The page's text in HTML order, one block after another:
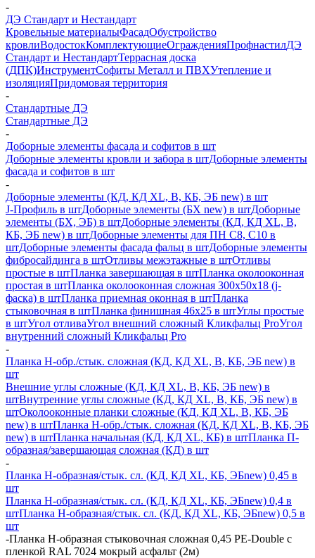
-
ДЭ Стандарт и Нестандарт
Кровельные материалыФасадОбустройство
кровлиВодостокКомплектующиеОгражденияПрофнастилДЭ
Стандарт и НестандартТеррасная доска
(ДПК)ИнструментСофиты Металл и ПВХУтепление и
изоляцияПридомовая территория
-
Стандартные ДЭ
Стандартные ДЭ
-
Доборные элементы фасада и софитов в шт
Доборные элементы кровли и забора в штДоборные элементы
фасада и софитов в шт
-
Доборные элементы (КД, КД XL, В, КБ, ЭБ new) в шт
J-Профиль в штДоборные элементы (БХ new) в штДоборные
элементы (БХ, ЭБ) в штДоборные элементы (КД, КД XL, В,
КБ, ЭБ new) в штДоборные элементы для ПН С8, С10 в
штДоборные элементы фасада фальц в штДоборные элементы
фибросайдинга в штОтливы межэтажные в штОтливы
простые в штПланка завершающая в штПланка околооконная
простая в штПланка околооконная сложная 300х50х18 (j-
фаска) в штПланка приемная оконная в штПланка
стыковочная в штПланка финишная 46х25 в штУглы простые
в штУгол отливаУгол внешний сложный Кликфальц ProУгол
внутренний сложный Кликфальц Pro
-
Планка H-обр./стык. сложная (КД, КД XL, В, КБ, ЭБ new) в
шт
Внешние углы сложные (КД, КД XL, В, КБ, ЭБ new) в
штВнутренние углы сложные (КД, КД XL, В, КБ, ЭБ new) в
штОколооконные планки сложные (КД, КД XL, В, КБ, ЭБ
new) в штПланка H-обр./стык. сложная (КД, КД XL, В, КБ, ЭБ
new) в штПланка начальная (КД, КД XL, КБ) в штПланка П-
образная/завершающая сложная (КД) в шт
-
Планка H-образная/стык. сл. (КД, КД XL, КБ, ЭБnew) 0,45 в
шт
Планка H-образная/стык. сл. (КД, КД XL, КБ, ЭБnew) 0,4 в
штПланка H-образная/стык. сл. (КД, КД XL, КБ, ЭБnew) 0,5 в
шт
-Планка Н-образная стыковочная сложная 0,45 PE-Double с
пленкой RAL 7024 мокрый асфальт (2м)